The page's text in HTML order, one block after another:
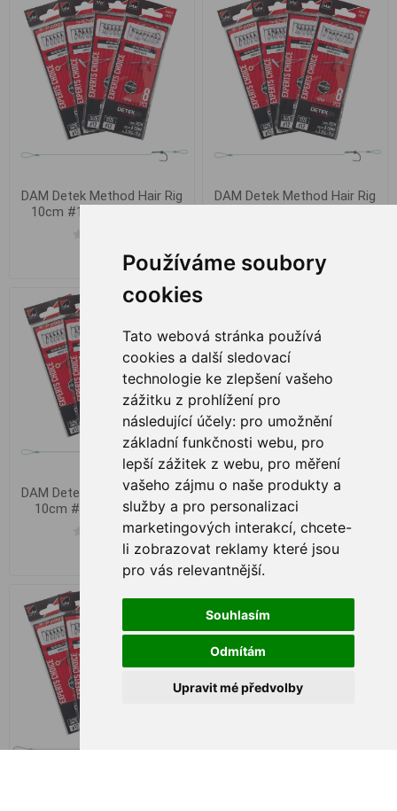
Používáme soubory
cookies
Tato webová stránka používá
cookies a další sledovací
technologie ke zlepšení vašeho
zážitku z prohlížení pro
následující účely: pro umožnění
základní funkčnosti webu, pro
lepší zážitek z webu, pro měření
vašeho zájmu o naše produkty a
služby a pro personalizaci
marketingových interakcí, chcete-
li zobrazovat reklamy které jsou
pro vás relevantnější.
Souhlasím
Odmítám
Upravit mé předvolby
DAM Detek Method Hair Rig
10cm #10 0.25mm 8stk.
€ 3,91
DAM Detek Method Hair Rig
€ 3,91
DAM Detek Method Hair Rig
10cm #8 0.28mm 8stk.
€ 3,91
DAM Detek Method Spike
Rig 10cm #10 0.25mm 8ks
€ 3,91